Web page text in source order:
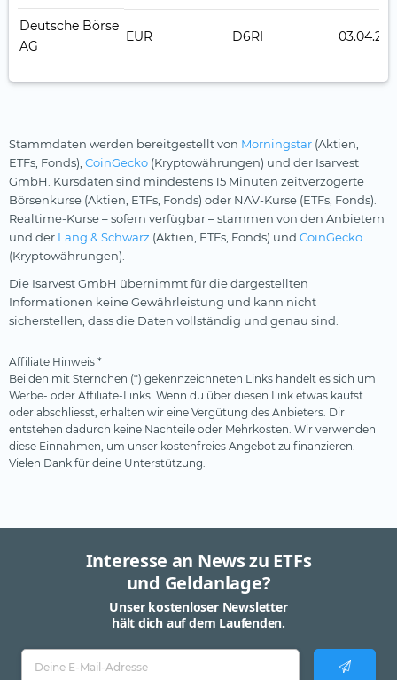
Deutsche Börse
AG
EUR D6RI
Stammdaten werden bereitgestellt von Morningstar (Aktien,
ETFs, Fonds), CoinGecko (Kryptowährungen) und der Isarvest
GmbH. Kursdaten sind mindestens 15 Minuten zeitverzögerte
Börsenkurse (Aktien, ETFs, Fonds) oder NAV-Kurse (ETFs, Fonds).
Realtime-Kurse – sofern verfügbar – stammen von den Anbietern
und der Lang & Schwarz (Aktien, ETFs, Fonds) und CoinGecko
(Kryptowährungen).
Die Isarvest GmbH übernimmt für die dargestellten
Informationen keine Gewährleistung und kann nicht
sicherstellen, dass die Daten vollständig und genau sind.
Affiliate Hinweis *
Bei den mit Sternchen (*) gekennzeichneten Links handelt es sich um
Werbe- oder Affiliate-Links. Wenn du über diesen Link etwas kaufst
oder abschliesst, erhalten wir eine Vergütung des Anbieters. Dir
entstehen dadurch keine Nachteile oder Mehrkosten. Wir verwenden
diese Einnahmen, um unser kostenfreies Angebot zu finanzieren.
Vielen Dank für deine Unterstützung.
Interesse an News zu ETFs
und Geldanlage?
Unser kostenloser Newsletter
hält dich auf dem Laufenden.